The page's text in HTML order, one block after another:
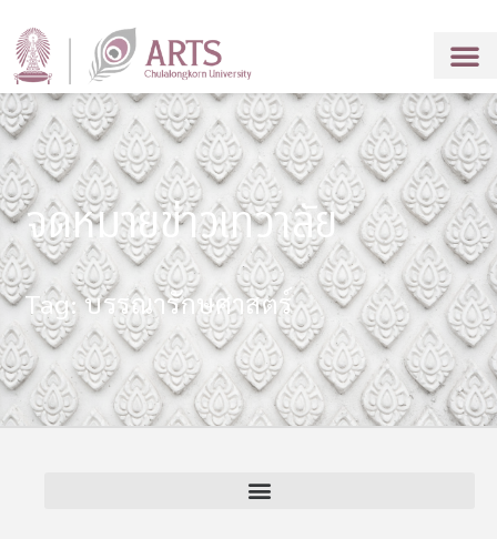
จดหมายข่าวเทวาลัย
Tag: บรรณารักษศาสตร์